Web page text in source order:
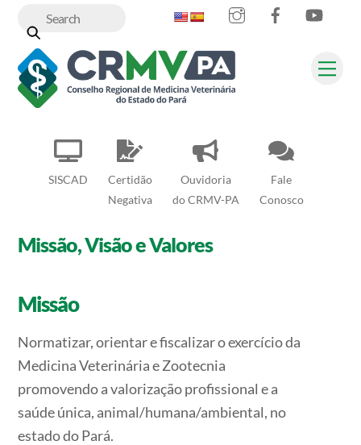
content
SISCAD
Certidão
Negativa
Ouvidoria
do CRMV-PA
Fale
Conosco
InstagramFacebook
Missão, Visão e Valores
Missão
Normatizar, orientar e fiscalizar o exercício da
Medicina Veterinária e Zootecnia
promovendo a valorização profissional e a
saúde única, animal/humana/ambiental, no
estado do Pará.